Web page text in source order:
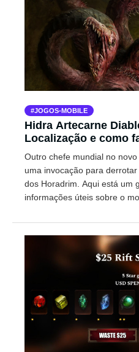
JOGOS-MOBILE
Hidra Artecarne
Localização e como
Outro chefe mundial no
uma invocação para
dos Horadrim. Aqui está um
informações úteis sobre o